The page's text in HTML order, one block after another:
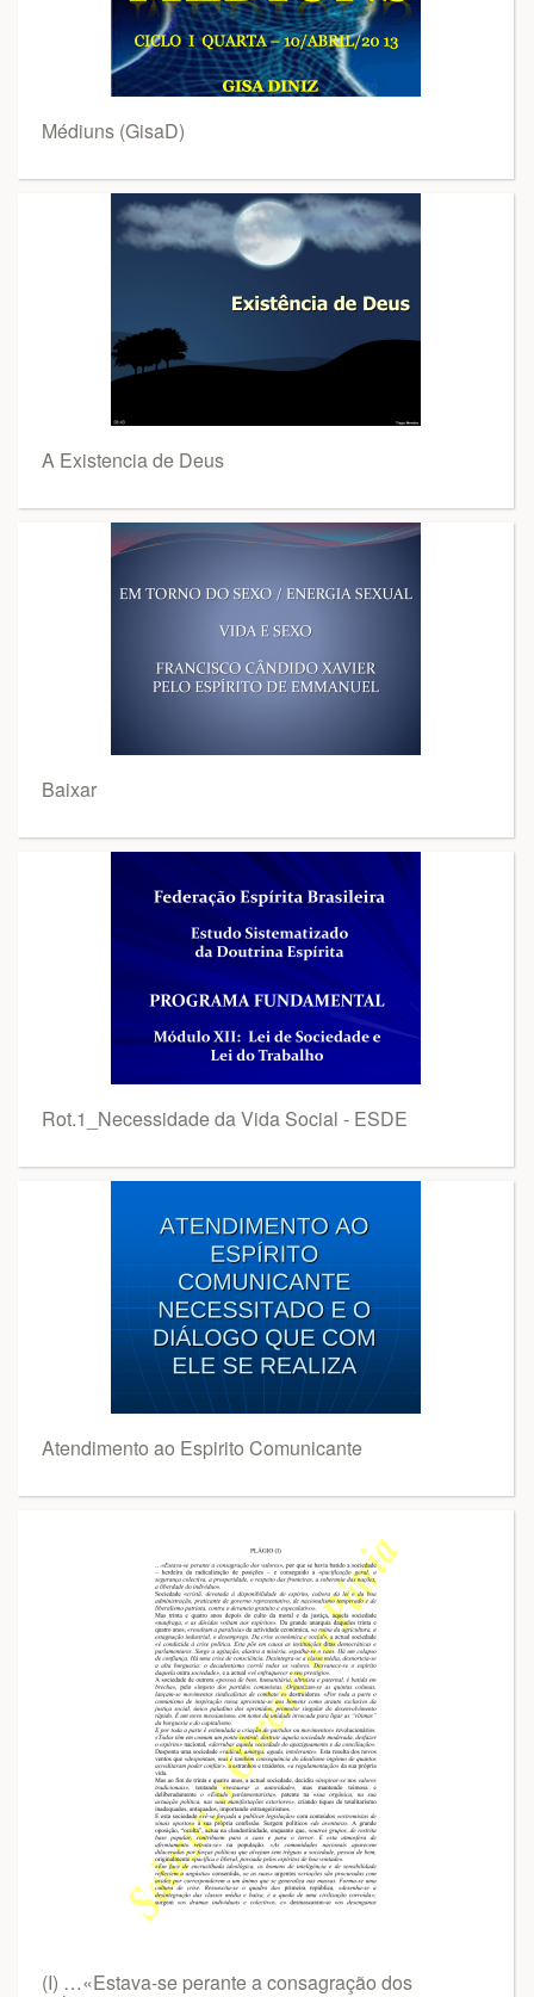
Médiuns (GisaD)
A Existencia de Deus
Baixar
Rot.1_Necessidade da Vida Social - ESDE
Atendimento ao Espirito Comunicante
(I) …«Estava-se perante a consagração dos